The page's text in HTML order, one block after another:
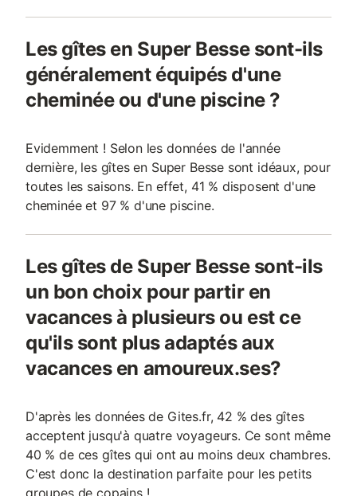
Les gîtes en Super Besse sont-ils
généralement équipés d'une
cheminée ou d'une piscine ?
Evidemment ! Selon les données de l'année
dernière, les gîtes en Super Besse sont idéaux, pour
toutes les saisons. En effet, 41 % disposent d'une
cheminée et 97 % d'une piscine.
Les gîtes de Super Besse sont-ils
un bon choix pour partir en
vacances à plusieurs ou est ce
qu'ils sont plus adaptés aux
vacances en amoureux.ses?
D'après les données de Gites.fr, 42 % des gîtes
acceptent jusqu'à quatre voyageurs. Ce sont même
40 % de ces gîtes qui ont au moins deux chambres.
C'est donc la destination parfaite pour les petits
groupes de copains !